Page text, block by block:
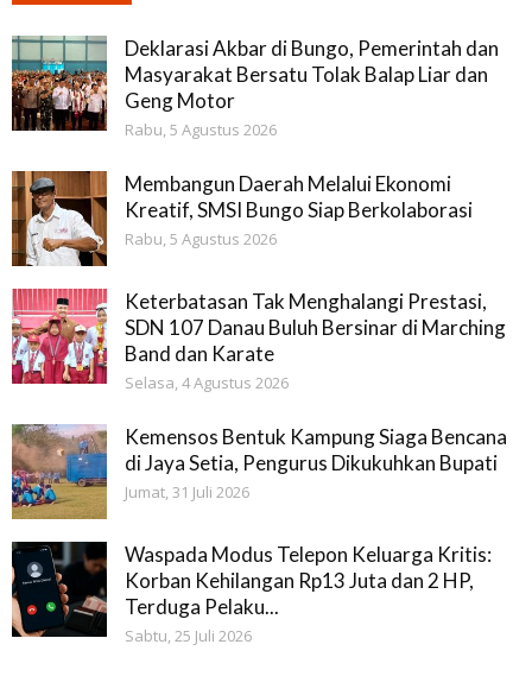
Deklarasi Akbar di Bungo, Pemerintah dan
Masyarakat Bersatu Tolak Balap Liar dan
Geng Motor
Rabu, 5 Agustus 2026
Membangun Daerah Melalui Ekonomi
Kreatif, SMSI Bungo Siap Berkolaborasi
Rabu, 5 Agustus 2026
Keterbatasan Tak Menghalangi Prestasi,
SDN 107 Danau Buluh Bersinar di Marching
Band dan Karate
Selasa, 4 Agustus 2026
Kemensos Bentuk Kampung Siaga Bencana
di Jaya Setia, Pengurus Dikukuhkan Bupati
Jumat, 31 Juli 2026
Waspada Modus Telepon Keluarga Kritis:
Korban Kehilangan Rp13 Juta dan 2 HP,
Terduga Pelaku...
Sabtu, 25 Juli 2026